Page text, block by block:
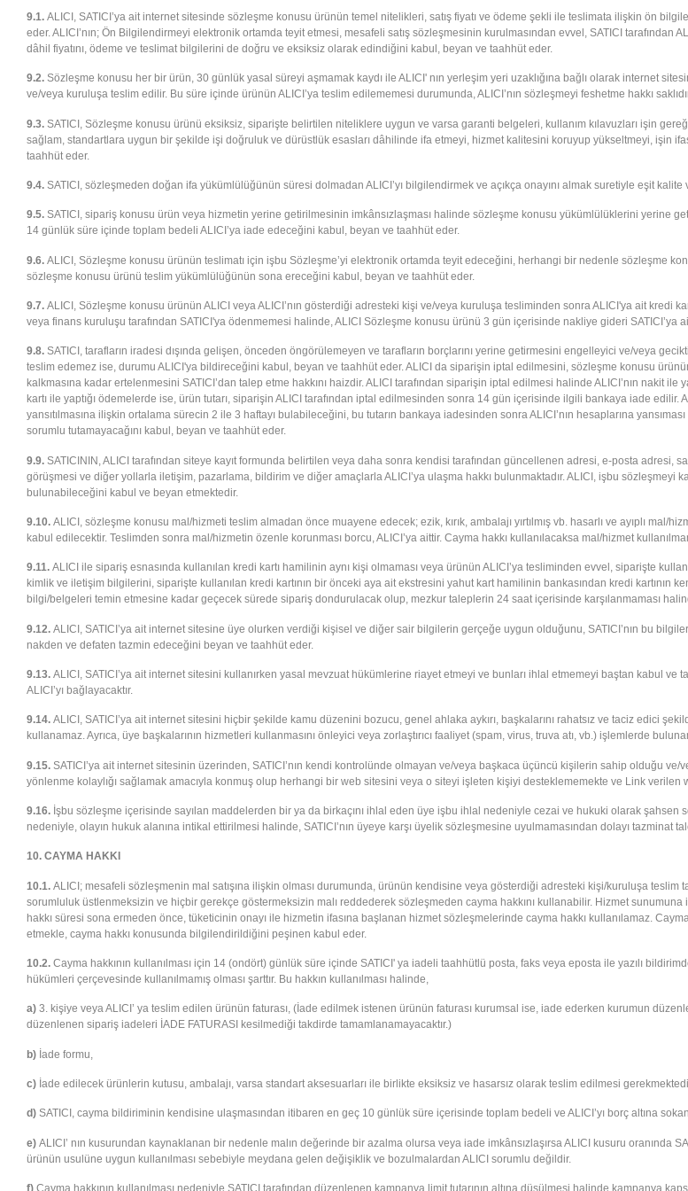
9.1. ALICI, SATICI’ya ait internet sitesinde sözleşme konusu ürünün temel nitelikleri, satış fiyatı ve ödeme şekli ile teslimata ilişkin ön
eder. ALICI’nın; Ön Bilgilendirmeyi elektronik ortamda teyit etmesi, mesafeli satış sözleşmesinin kurulmasından evvel, SATICI
dâhil fiyatını, ödeme ve teslimat bilgilerini de doğru ve eksiksiz olarak edindiğini kabul, beyan ve taahhüt eder.
9.2. Sözleşme konusu her bir ürün, 30 günlük yasal süreyi aşmamak kaydı ile ALICI' nın yerleşim yeri uzaklığına bağlı olarak internet
ve/veya kuruluşa teslim edilir. Bu süre içinde ürünün ALICI’ya teslim edilememesi durumunda, ALICI’nın sözleşmeyi feshetme hakkı
9.3. SATICI, Sözleşme konusu ürünü eksiksiz, siparişte belirtilen niteliklere uygun ve varsa garanti belgeleri, kullanım kılavuzları işin
sağlam, standartlara uygun bir şekilde işi doğruluk ve dürüstlük esasları dâhilinde ifa etmeyi, hizmet kalitesini koruyup yükseltmeyi, işin
taahhüt eder.
9.4. SATICI, sözleşmeden doğan ifa yükümlülüğünün süresi dolmadan ALICI’yı bilgilendirmek ve açıkça onayını almak suretiyle eşit
9.5. SATICI, sipariş konusu ürün veya hizmetin yerine getirilmesinin imkânsızlaşması halinde sözleşme konusu yükümlülüklerini yerine
14 günlük süre içinde toplam bedeli ALICI’ya iade edeceğini kabul, beyan ve taahhüt eder.
9.6. ALICI, Sözleşme konusu ürünün teslimatı için işbu Sözleşme’yi elektronik ortamda teyit edeceğini, herhangi bir nedenle sözleşme
sözleşme konusu ürünü teslim yükümlülüğünün sona ereceğini kabul, beyan ve taahhüt eder.
9.7. ALICI, Sözleşme konusu ürünün ALICI veya ALICI’nın gösterdiği adresteki kişi ve/veya kuruluşa tesliminden sonra ALICI'ya ait kredi
veya finans kuruluşu tarafından SATICI'ya ödenmemesi halinde, ALICI Sözleşme konusu ürünü 3 gün içerisinde nakliye gideri SATICI’ya
9.8. SATICI, tarafların iradesi dışında gelişen, önceden öngörülemeyen ve tarafların borçlarını yerine getirmesini engelleyici ve/veya
teslim edemez ise, durumu ALICI'ya bildireceğini kabul, beyan ve taahhüt eder. ALICI da siparişin iptal edilmesini, sözleşme konusu
kalkmasına kadar ertelenmesini SATICI’dan talep etme hakkını haizdir. ALICI tarafından siparişin iptal edilmesi halinde ALICI’nın nakit
kartı ile yaptığı ödemelerde ise, ürün tutarı, siparişin ALICI tarafından iptal edilmesinden sonra 14 gün içerisinde ilgili bankaya iade edilir.
yansıtılmasına ilişkin ortalama sürecin 2 ile 3 haftayı bulabileceğini, bu tutarın bankaya iadesinden sonra ALICI’nın hesaplarına
sorumlu tutamayacağını kabul, beyan ve taahhüt eder.
9.9. SATICININ, ALICI tarafından siteye kayıt formunda belirtilen veya daha sonra kendisi tarafından güncellenen adresi, e-posta
görüşmesi ve diğer yollarla iletişim, pazarlama, bildirim ve diğer amaçlarla ALICI’ya ulaşma hakkı bulunmaktadır. ALICI, işbu sözleşmeyi
bulunabileceğini kabul ve beyan etmektedir.
9.10. ALICI, sözleşme konusu mal/hizmeti teslim almadan önce muayene edecek; ezik, kırık, ambalajı yırtılmış vb. hasarlı ve ayıplı
kabul edilecektir. Teslimden sonra mal/hizmetin özenle korunması borcu, ALICI’ya aittir. Cayma hakkı kullanılacaksa mal/hizmet
9.11. ALICI ile sipariş esnasında kullanılan kredi kartı hamilinin aynı kişi olmaması veya ürünün ALICI’ya tesliminden evvel, siparişte
kimlik ve iletişim bilgilerini, siparişte kullanılan kredi kartının bir önceki aya ait ekstresini yahut kart hamilinin bankasından kredi kartının
bilgi/belgeleri temin etmesine kadar geçecek sürede sipariş dondurulacak olup, mezkur taleplerin 24 saat içerisinde karşılanmaması
9.12. ALICI, SATICI’ya ait internet sitesine üye olurken verdiği kişisel ve diğer sair bilgilerin gerçeğe uygun olduğunu, SATICI’nın bu
nakden ve defaten tazmin edeceğini beyan ve taahhüt eder.
9.13. ALICI, SATICI’ya ait internet sitesini kullanırken yasal mevzuat hükümlerine riayet etmeyi ve bunları ihlal etmemeyi baştan kabul
ALICI’yı bağlayacaktır.
9.14. ALICI, SATICI’ya ait internet sitesini hiçbir şekilde kamu düzenini bozucu, genel ahlaka aykırı, başkalarını rahatsız ve taciz edici
kullanamaz. Ayrıca, üye başkalarının hizmetleri kullanmasını önleyici veya zorlaştırıcı faaliyet (spam, virus, truva atı, vb.) işlemlerde
9.15. SATICI’ya ait internet sitesinin üzerinden, SATICI’nın kendi kontrolünde olmayan ve/veya başkaca üçüncü kişilerin sahip olduğu
yönlenme kolaylığı sağlamak amacıyla konmuş olup herhangi bir web sitesini veya o siteyi işleten kişiyi desteklememekte ve Link
9.16. İşbu sözleşme içerisinde sayılan maddelerden bir ya da birkaçını ihlal eden üye işbu ihlal nedeniyle cezai ve hukuki olarak şahsen
nedeniyle, olayın hukuk alanına intikal ettirilmesi halinde, SATICI’nın üyeye karşı üyelik sözleşmesine uyulmamasından dolayı tazminat
10. CAYMA HAKKI
10.1. ALICI; mesafeli sözleşmenin mal satışına ilişkin olması durumunda, ürünün kendisine veya gösterdiği adresteki kişi/kuruluşa
sorumluluk üstlenmeksizin ve hiçbir gerekçe göstermeksizin malı reddederek sözleşmeden cayma hakkını kullanabilir. Hizmet
hakkı süresi sona ermeden önce, tüketicinin onayı ile hizmetin ifasına başlanan hizmet sözleşmelerinde cayma hakkı kullanılamaz.
etmekle, cayma hakkı konusunda bilgilendirildiğini peşinen kabul eder.
10.2. Cayma hakkının kullanılması için 14 (ondört) günlük süre içinde SATICI' ya iadeli taahhütlü posta, faks veya eposta ile yazılı
hükümleri çerçevesinde kullanılmamış olması şarttır. Bu hakkın kullanılması halinde,
a) 3. kişiye veya ALICI’ ya teslim edilen ürünün faturası, (İade edilmek istenen ürünün faturası kurumsal ise, iade ederken kurumun
düzenlenen sipariş iadeleri İADE FATURASI kesilmediği takdirde tamamlanamayacaktır.)
b) İade formu,
c) İade edilecek ürünlerin kutusu, ambalajı, varsa standart aksesuarları ile birlikte eksiksiz ve hasarsız olarak teslim edilmesi
d) SATICI, cayma bildiriminin kendisine ulaşmasından itibaren en geç 10 günlük süre içerisinde toplam bedeli ve ALICI’yı borç altına
e) ALICI’ nın kusurundan kaynaklanan bir nedenle malın değerinde bir azalma olursa veya iade imkânsızlaşırsa ALICI kusuru oranında
ürünün usulüne uygun kullanılması sebebiyle meydana gelen değişiklik ve bozulmalardan ALICI sorumlu değildir.
f) Cayma hakkının kullanılması nedeniyle SATICI tarafından düzenlenen kampanya limit tutarının altına düşülmesi halinde kampanya